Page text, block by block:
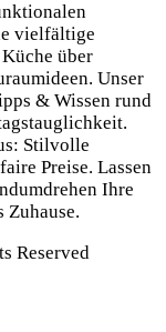
vielfältige
über
Unser
& Wissen rund
Stilvolle
Preise. Lassen
Ihre
Reserved